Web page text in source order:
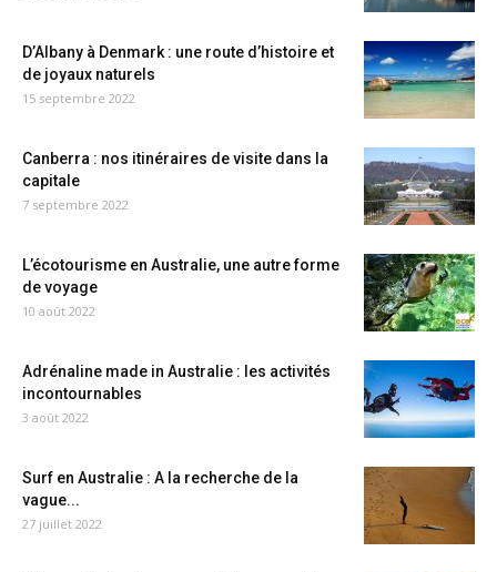
D’Albany à Denmark : une route d’histoire et
de joyaux naturels
15 septembre 2022
Canberra : nos itinéraires de visite dans la
capitale
7 septembre 2022
L’écotourisme en Australie, une autre forme
de voyage
10 août 2022
Adrénaline made in Australie : les activités
incontournables
3 août 2022
Surf en Australie : A la recherche de la
vague...
27 juillet 2022